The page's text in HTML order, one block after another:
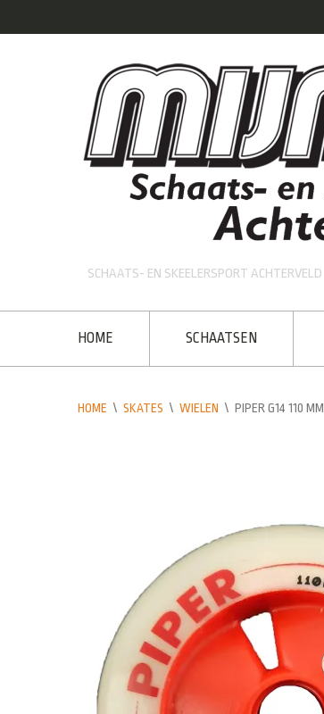
SCHAATS- EN SKEELERSPORT ACHTERVELD
HOME SCHAATSEN
HOME \ SKATES \ WIELEN \ PIPER G14 110 MM